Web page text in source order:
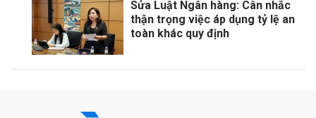
Sửa Luật Ngân hàng: Cân nhắc
thận trọng việc áp dụng tỷ lệ an
toàn khác quy định